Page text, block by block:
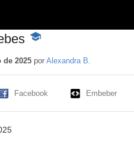
-
educativo
de 2025por Alexandra B.
Facebook Embeber